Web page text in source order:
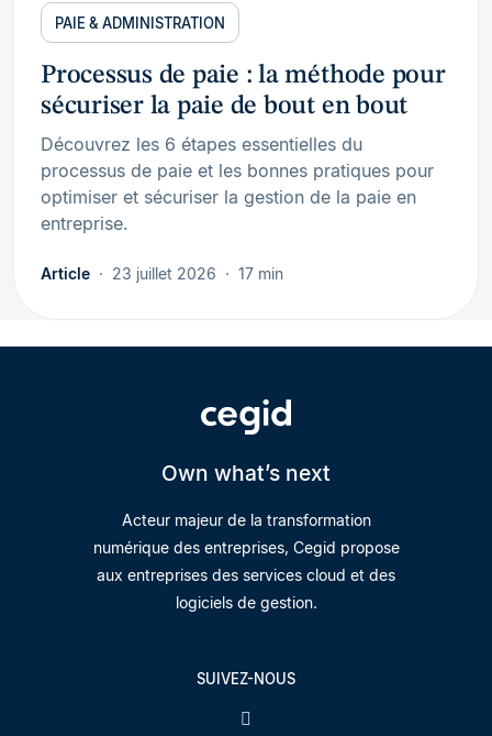
PAIE & ADMINISTRATION
Processus de paie : la méthode pour
sécuriser la paie de bout en bout
Découvrez les 6 étapes essentielles du
processus de paie et les bonnes pratiques pour
optimiser et sécuriser la gestion de la paie en
entreprise.
Article 23 juillet 2026 17 min
Own what’s next
Acteur majeur de la transformation
numérique des entreprises, Cegid propose
aux entreprises des services cloud et des
logiciels de gestion.
SUIVEZ-NOUS